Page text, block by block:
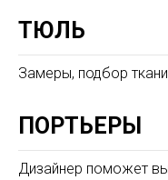
ТЮЛЬ
Замеры, подбор
ПОРТЬЕРЫ
Дизайнер поможет